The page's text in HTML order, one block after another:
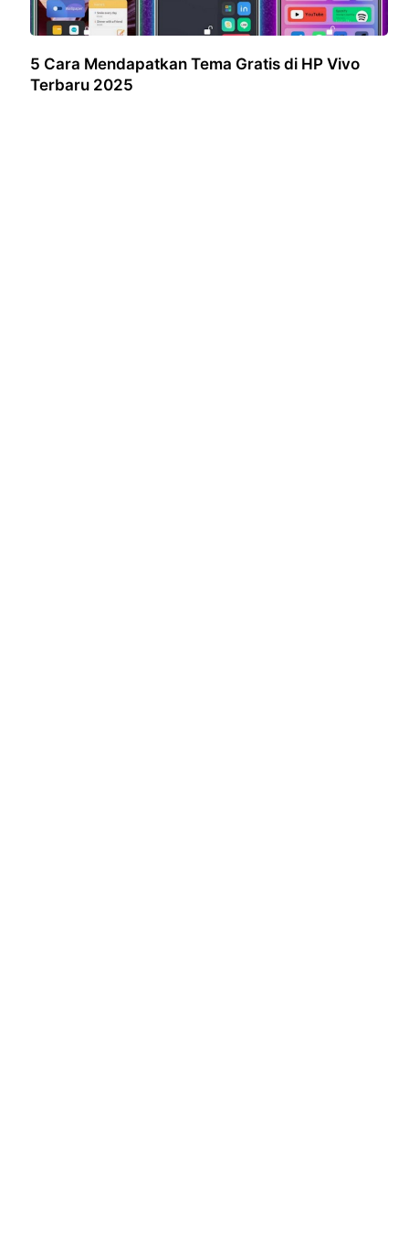
5 Cara Mendapatkan Tema Gratis di HP Vivo
Terbaru 2025